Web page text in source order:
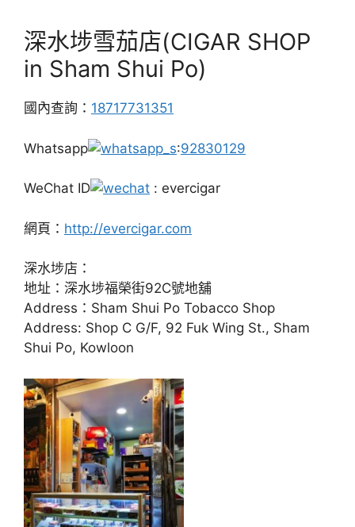
深水埗雪茄店(CIGAR SHOP
in Sham Shui Po)
國內查詢： 18717731351
Whatsapp :92830129
WeChat ID : evercigar
網頁： http://evercigar.com
深水埗店：
地址：深水埗福榮街92C號地舖
Address：Sham Shui Po Tobacco Shop
Address: Shop C G/F, 92 Fuk Wing St., Sham
Shui Po, Kowloon